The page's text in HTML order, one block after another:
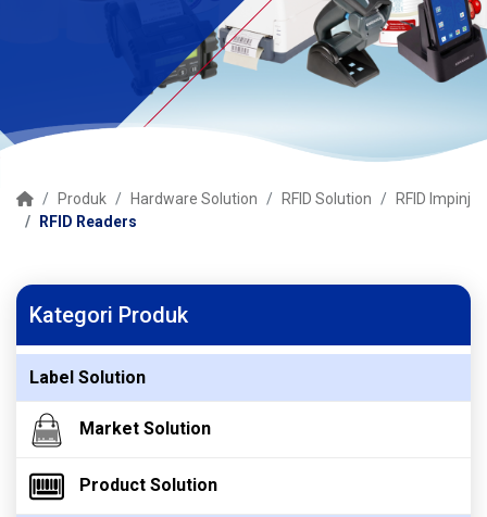
Produk Hardware Solution RFID Solution
RFID Impinj
RFID Readers
Kategori Produk
Label Solution
Market Solution
Product Solution